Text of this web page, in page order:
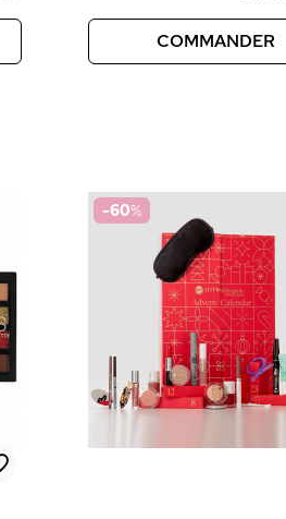
COMMANDER
-60%